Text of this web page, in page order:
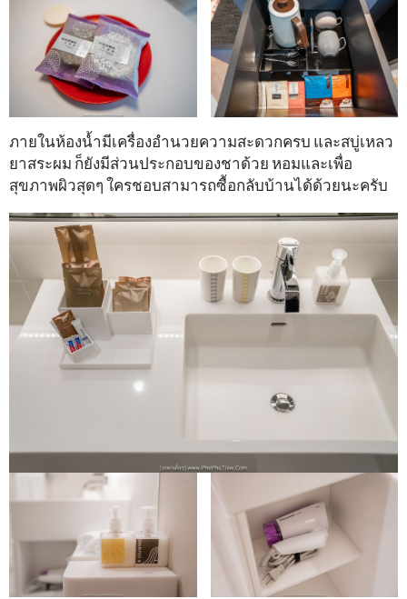
ภายในห้องน้ำมีเครื่องอำนวยความสะดวกครบ และสบู่เหลว
ยาสระผม ก็ยังมีส่วนประกอบของชาด้วย หอมและเพื่อ
สุขภาพผิวสุดๆ ใครชอบสามารถซื้อกลับบ้านได้ด้วยนะครับ